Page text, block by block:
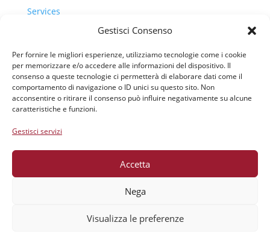
Gestisci Consenso
Per fornire le migliori esperienze, utilizziamo tecnologie come i cookie
per memorizzare e/o accedere alle informazioni del dispositivo. Il
consenso a queste tecnologie ci permetterà di elaborare dati come il
comportamento di navigazione o ID unici su questo sito. Non
acconsentire o ritirare il consenso può influire negativamente su alcune
caratteristiche e funzioni.
Gestisci servizi
Accetta
Nega
Visualizza le preferenze
Services
Cookie Policy (UE)
Privacy Policy
Donazioni